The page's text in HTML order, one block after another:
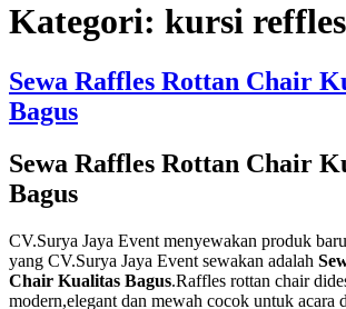
Kategori: kursi
Sewa Raffles Rottan Chair
Bagus
Sewa Raffles Rottan Chair
Bagus
CV.Surya Jaya Event menyewakan produk
yang CV.Surya Jaya Event sewakan adalah
Chair Kualitas Bagus.Raffles rottan chair
modern,elegant dan mewah cocok untuk acara